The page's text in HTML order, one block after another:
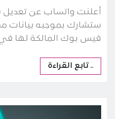
أعلنت واتساب عن
ستشارك بموجبه بيانات
فيس بوك المالكة لها
.. تابع القراءة